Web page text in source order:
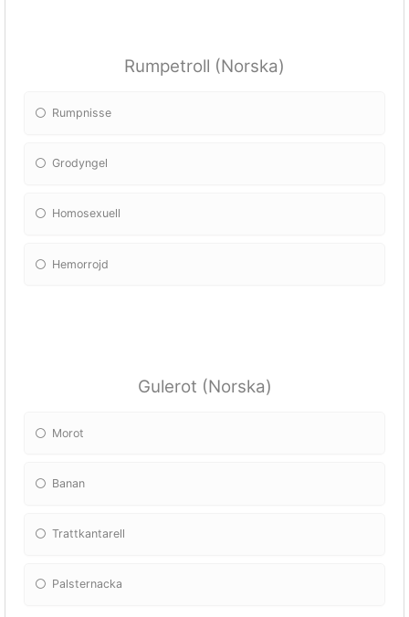
Rumpetroll (Norska)
Rumpnisse
Grodyngel
Homosexuell
Hemorrojd
Gulerot (Norska)
Morot
Banan
Trattkantarell
Palsternacka